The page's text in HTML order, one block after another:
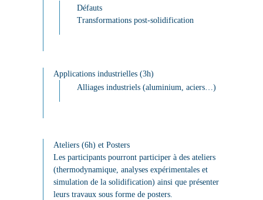
Défauts
Transformations post-solidification
Applications industrielles (3h)
Alliages industriels (aluminium, aciers…)
Ateliers (6h) et Posters
Les participants pourront participer à des ateliers
(thermodynamique, analyses expérimentales et
simulation de la solidification) ainsi que présenter
leurs travaux sous forme de posters.